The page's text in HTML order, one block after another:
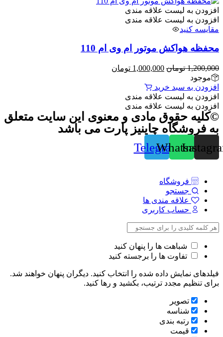
افزودن به لیست علاقه مندی
افزودن به لیست علاقه مندی
مقایسه کنید
محفظه هواکش موتور ام وی ام 110
1,200,000 تومان 1,000,000 تومان
موجود
افزودن به سبد خرید
افزودن به لیست علاقه مندی
افزودن به لیست علاقه مندی
©کلیه حقوق مادی و معنوی این سایت متعلق
به فروشگاه چاینیز پارت می باشد
Whatsapp
Telegram
فروشگاه
جستجو
علاقه مندی ها
حساب کاربری
شباهت ها را پنهان کنید
تفاوت ها را برجسته کنید
فیلدهای نمایش داده شده را انتخاب کنید. دیگران پنهان خواهند شد.
برای تنظیم مجدد ترتیب، بکشید و رها کنید.
تصویر
شناسه
رتبه بندی
قیمت